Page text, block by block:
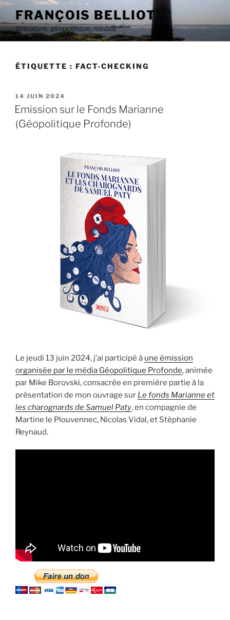
Aller
contenu
principal
FRANÇOIS BELLIOT
littérature, géopolitique, médias
ÉTIQUETTE : FACT-CHECKING
PUBLIÉ
LE
14 JUIN 2024
Emission sur le Fonds Marianne
(Géopolitique Profonde)
Le jeudi 13 juin 2024, j’ai participé à une émission
organisée par le média Géopolitique Profonde, animée
par Mike Borovski, consacrée en première partie à la
présentation de mon ouvrage sur Le fonds Marianne et
les charognards de Samuel Paty, en compagnie de
Martine le Plouvennec, Nicolas Vidal, et Stéphanie
Reynaud.